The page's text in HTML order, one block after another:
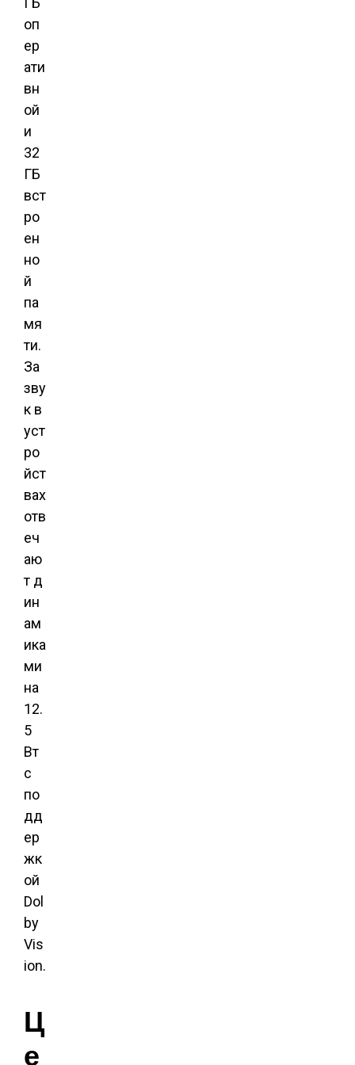
оп
ер
ати
вн
ой
и
32
ГБ
вст
ро
ен
но
й
па
мя
ти.
За
зву
к в
уст
ро
йст
вах
отв
еч
аю
т д
ин
ам
ика
ми
на
12.
5
Вт
с
по
дд
ер
жк
ой
Dol
by
Vis
ion.
Ц
е